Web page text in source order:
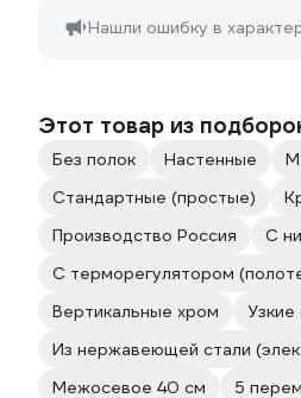
Нашли ошибку в
Этот товар из
Без полок Настенные
Стандартные (простые)
Производство Россия
С
С терморегулятором
Вертикальные хром
Из нержавеющей стали
Межосевое 40 см
5